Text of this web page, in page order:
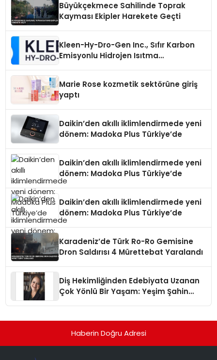
Büyükçekmece Sahilinde Toprak
Kayması Ekipler Harekete Geçti
Kleen-Hy-Dro-Gen Inc., Sıfır Karbon
Emisyonlu Hidrojen Isıtma
Marie Rose kozmetik sektörüne giriş
yaptı
Daikin’den akıllı iklimlendirmede yeni
dönem: Madoka Plus Türkiye’de
Daikin’den akıllı iklimlendirmede yeni
dönem: Madoka Plus Türkiye’de
Daikin’den akıllı iklimlendirmede yeni
dönem: Madoka Plus Türkiye’de
Karadeniz’de Türk Ro-Ro Gemisine
Dron Saldırısı 4 Mürettebat Yaralandı
Diş Hekimliğinden Edebiyata Uzanan
Çok Yönlü Bir Yaşam: Yeşim Şahin
Haberin Doğru Adresi